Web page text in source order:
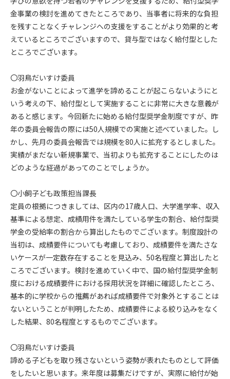
金事業の検討を進めてきたところであり、当事者に将来的な負担
を残すことなくチャレンジへの支援をすることがより効果的と考
えているところでございますので、貸与型ではなく給付型とした
ところでございます。
〇羽鳥だいすけ委員
お金がないことによって進学を諦めることが起こらないようにと
いう考えの下、給付型として実施することに非常に大きな意義が
あると感じます。今回新たに始める給付型奨学金制度ですが、昨
年の委員会報告の際には50人規模での実施と述べていました。し
かし、先月の委員会報告では規模を80人に拡充するとしました。
実績がまだない新規事業で、当初よりも拡充することにしたのは
どのような経過があってのことでしょうか。
〇小飼子ども政策担当課長
定員の根拠につきましては、区内の17歳人口、大学進学率、収入
基準による想定、成績用件を満たしている学生の割合、給付型奨
学金の受給率の割合から算出したものでございます。制度設計の
当初は、成績要件についても考慮しており、成績要件を満たさな
いケースが一定数存在することを見込み、50名程度と算出したと
ころでございます。検討を進めていく中で、国の給付型奨学金制
度における成績要件における採用状況を詳細に確認したところ、
基本的に学校からの推薦があれば成績要件で対象外とすることは
ないということが判明したため、成績要件による絞り込みをなく
した結果、80名程度とするものでございます。
〇羽鳥だいすけ委員
諦める子どもを取り残さないという姿勢が表れたものとして評価
をしたいと思います。来年度は募集だけですが、実際に給付が始